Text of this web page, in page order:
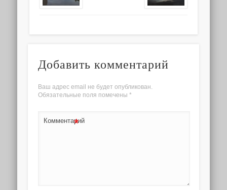
Добавить комментарий
Ваш адрес email не будет опубликован.
Обязательные поля помечены *
Комментарий
*